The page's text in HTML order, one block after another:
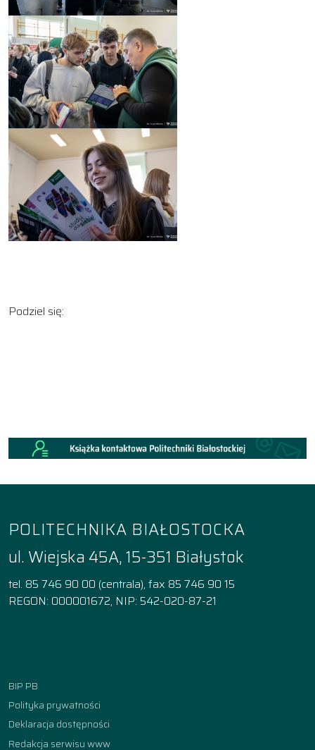
Podziel się:
POLITECHNIKA BIAŁOSTOCKA
ul. Wiejska 45A, 15-351 Białystok
tel. 85 746 90 00 (centrala), fax 85 746 90 15
REGON: 000001672, NIP: 542-020-87-21
BIP PB
Polityka prywatności
Deklaracja dostępności
Redakcja serwisu www